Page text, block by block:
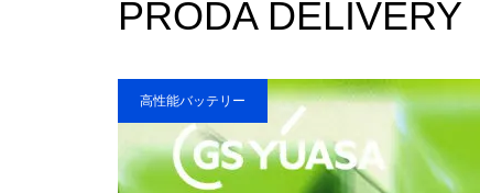
VARTA
PRODA DELIVERY
高性能バッテリー